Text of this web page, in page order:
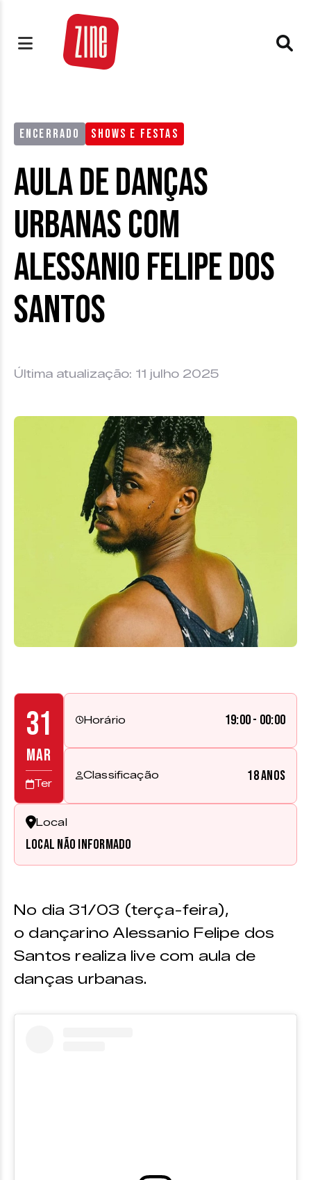
ENCERRADO SHOWS E FESTAS
Aula de danças
urbanas com
Alessanio Felipe dos
Santos
Última atualização: 11 julho 2025
31
MAR
Ter
Horário 19:00 - 00:00
Classificação 18 anos
Local
Local não informado
No dia 31/03 (terça-feira),
o dançarino Alessanio Felipe dos
Santos realiza live com aula de
danças urbanas.